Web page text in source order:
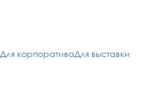
Для корпоративаДля выставки